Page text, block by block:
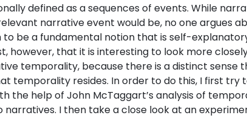
defined as a sequences of events. While
narrative event would be, no one argues
to be a fundamental notion that is self-
however, that it is interesting to look more
temporality, because there is a distinct sense
temporality resides. In order to do this, I first
the help of John McTaggart’s analysis of
narratives. I then take a close look at an